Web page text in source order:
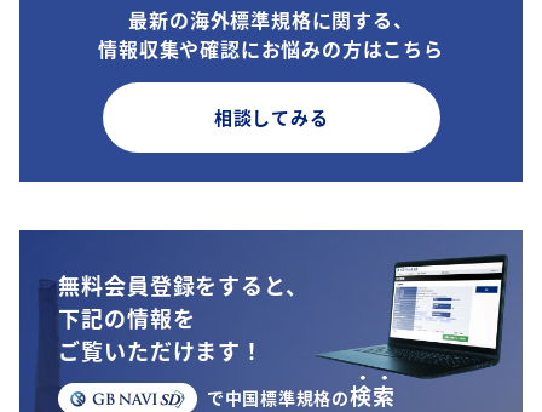
最新の海外標準規格に関する、
情報収集や確認にお悩みの方はこちら
相談してみる
無料会員登録をすると、
下記の情報を
ご覧いただけます！
で中国標準規格の検索